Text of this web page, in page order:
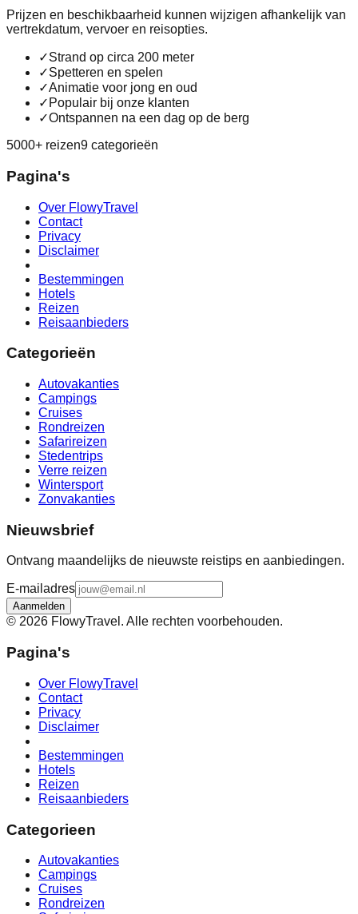
Prijzen en beschikbaarheid kunnen wijzigen afhankelijk van
vertrekdatum, vervoer en reisopties.
✓Strand op circa 200 meter
✓Spetteren en spelen
✓Animatie voor jong en oud
✓ Populair bij onze klanten
✓Ontspannen na een dag op de berg
5000+ reizen9 categorieën
Pagina's
Over FlowyTravel
Contact
Privacy
Disclaimer
Bestemmingen
Hotels
Reizen
Reisaanbieders
Categorieën
Autovakanties
Campings
Cruises
Rondreizen
Safarireizen
Stedentrips
Verre reizen
Wintersport
Zonvakanties
Nieuwsbrief
Ontvang maandelijks de nieuwste reistips en aanbiedingen.
E-mailadres
Aanmelden
© 2026 FlowyTravel. Alle rechten voorbehouden.
Pagina's
Over FlowyTravel
Contact
Privacy
Disclaimer
Bestemmingen
Hotels
Reizen
Reisaanbieders
Categorieen
Autovakanties
Campings
Cruises
Rondreizen